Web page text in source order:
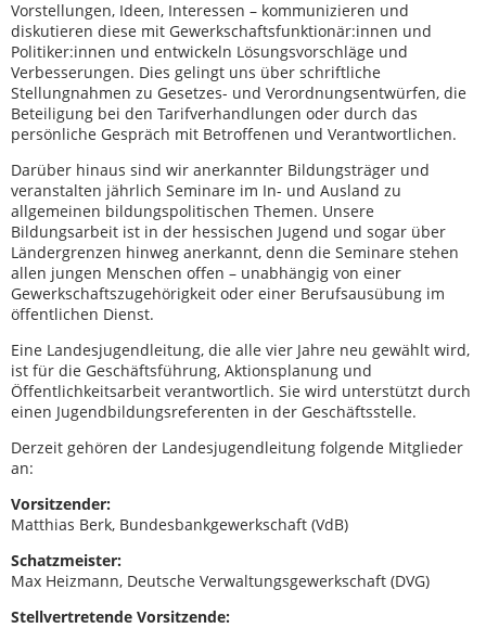
Vorstellungen, Ideen, Interessen – kommunizieren und
diskutieren diese mit Gewerkschaftsfunktionär:innen und
Politiker:innen und entwickeln Lösungsvorschläge und
Verbesserungen. Dies gelingt uns über schriftliche
Stellungnahmen zu Gesetzes- und Verordnungsentwürfen, die
Beteiligung bei den Tarifverhandlungen oder durch das
persönliche Gespräch mit Betroffenen und Verantwortlichen.
Darüber hinaus sind wir anerkannter Bildungsträger und
veranstalten jährlich Seminare im In- und Ausland zu
allgemeinen bildungspolitischen Themen. Unsere
Bildungsarbeit ist in der hessischen Jugend und sogar über
Ländergrenzen hinweg anerkannt, denn die Seminare stehen
allen jungen Menschen offen – unabhängig von einer
Gewerkschaftszugehörigkeit oder einer Berufsausübung im
öffentlichen Dienst.
Eine Landesjugendleitung, die alle vier Jahre neu gewählt wird,
ist für die Geschäftsführung, Aktionsplanung und
Öffentlichkeitsarbeit verantwortlich. Sie wird unterstützt durch
einen Jugendbildungsreferenten in der Geschäftsstelle.
Derzeit gehören der Landesjugendleitung folgende Mitglieder
an:
Vorsitzender:
Matthias Berk, Bundesbankgewerkschaft (VdB)
Schatzmeister:
Max Heizmann, Deutsche Verwaltungsgewerkschaft (DVG)
Stellvertretende Vorsitzende: